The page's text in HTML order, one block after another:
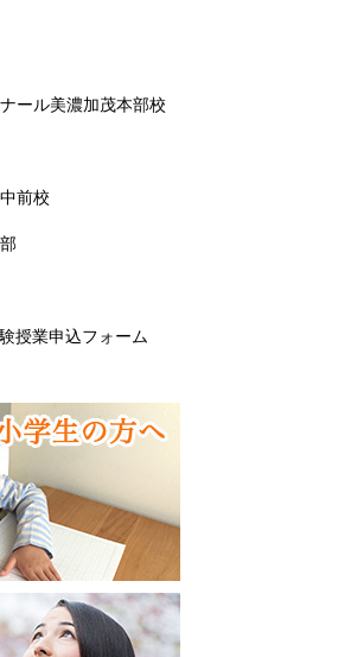
ール美濃加茂本部校
前校
授業申込フォーム